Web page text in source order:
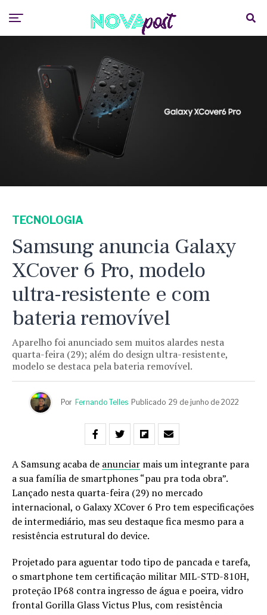
TECNOLOGIA
Samsung anuncia Galaxy
XCover 6 Pro, modelo
ultra-resistente e com
bateria removível
Aparelho foi anunciado sem muitos alardes nesta
quarta-feira (29); além do design ultra-resistente,
modelo se destaca pela bateria removível.
Por Fernando Telles Publicado 29 de junho de 2022
A Samsung acaba de anunciar mais um integrante para
a sua família de smartphones “pau pra toda obra”.
Lançado nesta quarta-feira (29) no mercado
internacional, o Galaxy XCover 6 Pro tem especificações
de intermediário, mas seu destaque fica mesmo para a
resistência estrutural do device.
Projetado para aguentar todo tipo de pancada e tarefa,
o smartphone tem certificação militar MIL-STD-810H,
proteção IP68 contra ingresso de água e poeira, vidro
frontal Gorilla Glass Victus Plus, com resistência